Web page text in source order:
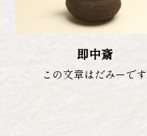
即中斎
この文章はだみーです